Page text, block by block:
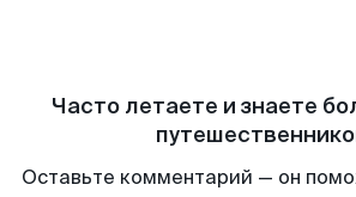
Часто летаете и знаете
Оставьте комментарий — он